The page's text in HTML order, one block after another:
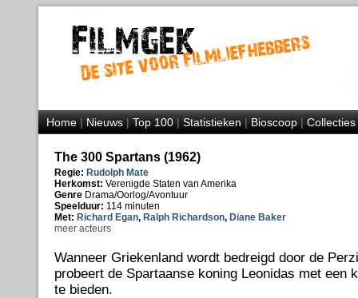
Home|Nieuws|Top 100|Statistieken|Bioscoop|Collecties
The 300 Spartans (1962)
Regie: Rudolph Mate
Herkomst: Verenigde Staten van Amerika
Genre Drama/Oorlog/Avontuur
Speelduur: 114 minuten
Met: Richard Egan, Ralph Richardson, Diane Baker
meer acteurs
Wanneer Griekenland wordt bedreigd door de
probeert de Spartaanse koning Leonidas met een
te bieden.